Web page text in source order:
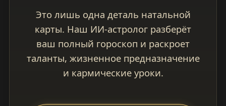
Это лишь одна деталь натальной
карты. Наш ИИ-астролог разберёт
ваш полный гороскоп и раскроет
таланты, жизненное предназначение
и кармические уроки.